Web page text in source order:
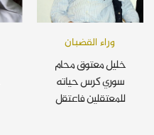
وراء القضبان
خليل معتوق محام
سوري كرس حياته
للمعتقلين فاعتقل